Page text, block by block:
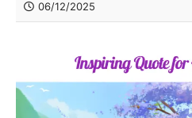
06/12/2025